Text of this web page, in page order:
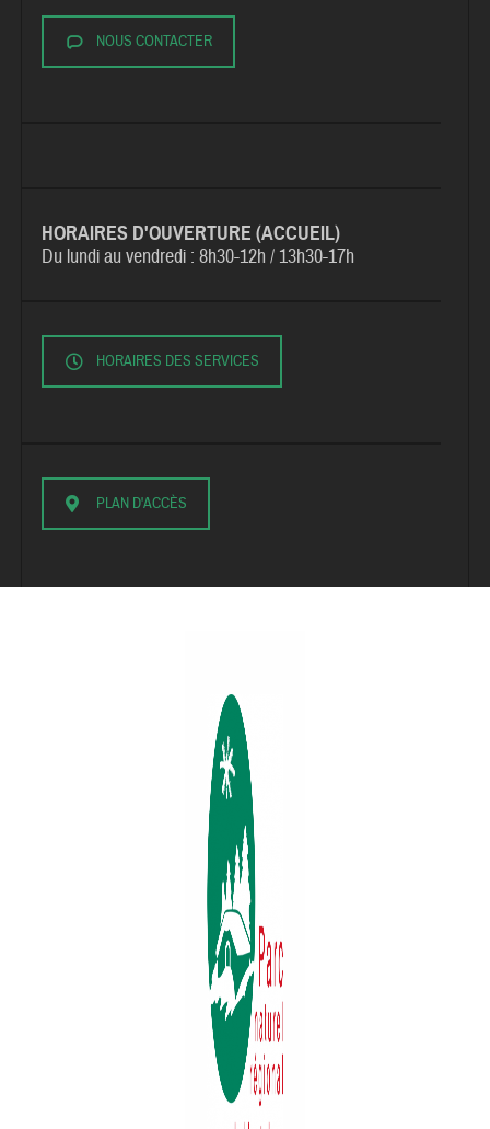
NOUS CONTACTER
HORAIRES D'OUVERTURE (ACCUEIL)
Du lundi au vendredi :8h30-12h / 13h30-17h
HORAIRES DES SERVICES
PLAN D'ACCÈS